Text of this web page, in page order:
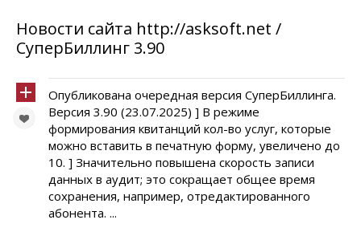
Новости сайта http://asksoft.net /
СуперБиллинг 3.90
Опубликована очередная версия СуперБиллинга.
Версия 3.90 (23.07.2025) ] В режиме
формирования квитанций кол-во услуг, которые
можно вставить в печатную форму, увеличено до
10. ] Значительно повышена скорость записи
данных в аудит; это сокращает общее время
сохранения, например, отредактированного
абонента. ...